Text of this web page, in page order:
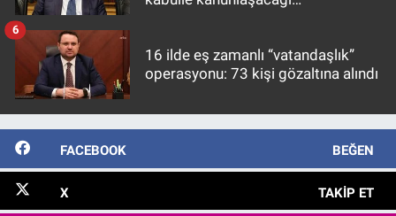
16 ilde eş zamanlı “vatandaşlık”
operasyonu: 73 kişi gözaltına alındı
6
FACEBOOK BEĞEN
X TAKIP ET